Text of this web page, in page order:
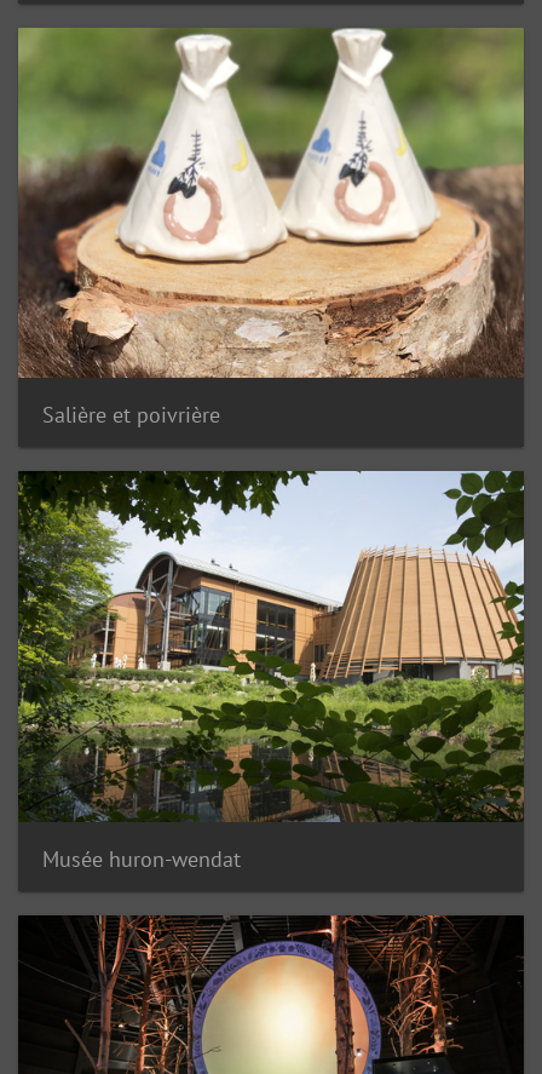
Salière et poivrière
Musée huron-wendat